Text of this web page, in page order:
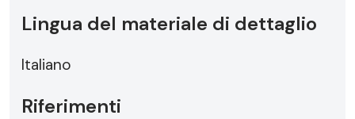
Lingua del materiale di dettaglio
Italiano
Riferimenti